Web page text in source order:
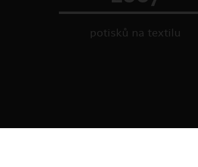
potisků na textilu